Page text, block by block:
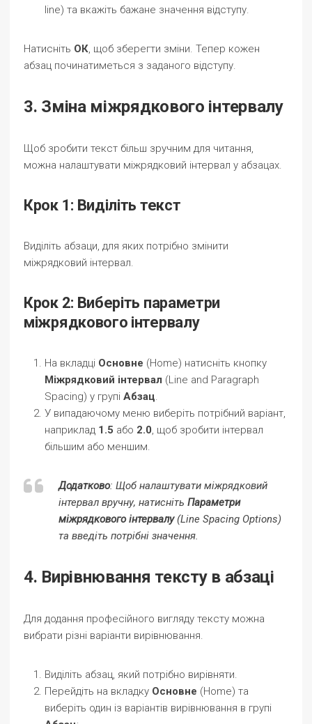
line) та вкажіть бажане значення відступу.
Натисніть ОК, щоб зберегти зміни. Тепер кожен
абзац починатиметься з заданого відступу.
3. Зміна міжрядкового інтервалу
Щоб зробити текст більш зручним для читання,
можна налаштувати міжрядковий інтервал у абзацах.
Крок 1: Виділіть текст
Виділіть абзаци, для яких потрібно змінити
міжрядковий інтервал.
Крок 2: Виберіть параметри
міжрядкового інтервалу
На вкладці Основне (Home) натисніть кнопку
Міжрядковий інтервал (Line and Paragraph
Spacing) у групі Абзац.
У випадаючому меню виберіть потрібний варіант,
наприклад 1.5 або 2.0, щоб зробити інтервал
більшим або меншим.
Додатково: Щоб налаштувати міжрядковий
інтервал вручну, натисніть Параметри
міжрядкового інтервалу(Line Spacing Options)
та введіть потрібні значення.
4. Вирівнювання тексту в абзаці
Для додання професійного вигляду тексту можна
вибрати різні варіанти вирівнювання.
Виділіть абзац, який потрібно вирівняти.
Перейдіть на вкладку Основне (Home) та
виберіть один із варіантів вирівнювання в групі